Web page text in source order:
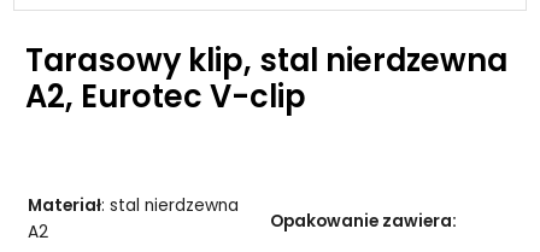
Tarasowy klip, stal nierdzewna
A2, Eurotec V-clip
Materiał: stal nierdzewna
A2
Opakowanie zawiera: